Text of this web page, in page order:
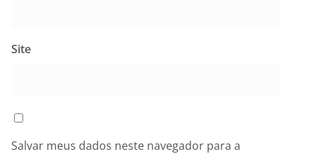
Site
Salvar meus dados neste navegador para a